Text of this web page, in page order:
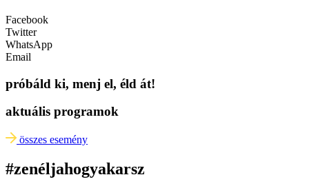
Facebook
Twitter
WhatsApp
Email
próbáld ki, menj el, éld át!
aktuális programok
összes esemény
#zenéljahogyakarsz